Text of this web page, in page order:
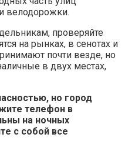
велодорожки.
проверяйте
на рынках, в сенотах и
почти везде, но
в двух местах,
но город
телефон в
на ночных
с собой все